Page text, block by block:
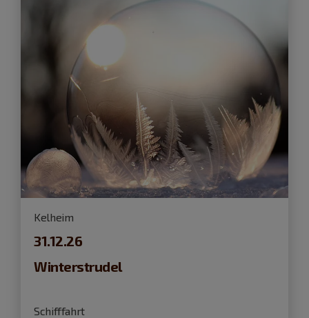
Kelheim
31.12.26
Winterstrudel
Schifffahrt